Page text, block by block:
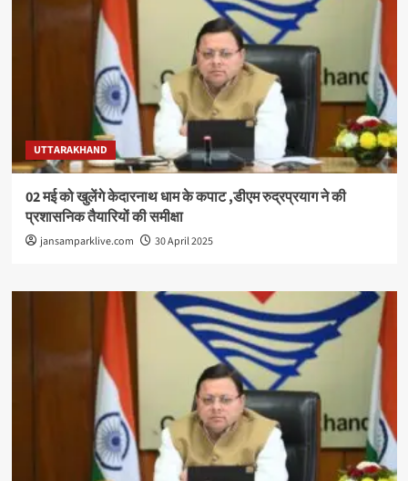
UTTARAKHAND
02 मई को खुलेंगे केदारनाथ धाम के कपाट ,डीएम रुद्रप्रयाग ने की
प्रशासनिक तैयारियों की समीक्षा
jansamparklive.com 30 April 2025